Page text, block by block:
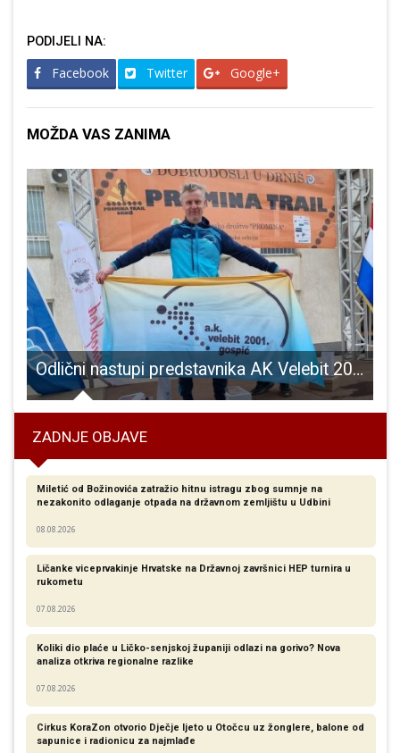
PODIJELI NA:
Facebook Twitter Google+
MOŽDA VAS ZANIMA
Odlični nastupi predstavnika AK Velebit 2001 na Promina Trail utrci
ZADNJE OBJAVE
Miletić od Božinovića zatražio hitnu istragu zbog sumnje na
nezakonito odlaganje otpada na državnom zemljištu u Udbini
08.08.2026
Ličanke viceprvakinje Hrvatske na Državnoj završnici HEP turnira u
rukometu
07.08.2026
Koliki dio plaće u Ličko-senjskoj županiji odlazi na gorivo? Nova
analiza otkriva regionalne razlike​
07.08.2026
Cirkus KoraZon otvorio Dječje ljeto u Otočcu uz žonglere, balone od
sapunice i radionicu za najmlađe